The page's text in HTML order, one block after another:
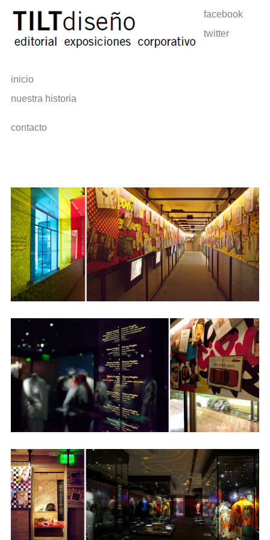
facebook
twitter
inicio
nuestra historia
contacto